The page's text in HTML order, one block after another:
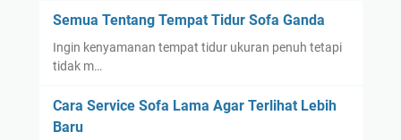
Semua Tentang Tempat Tidur Sofa Ganda
Ingin kenyamanan tempat tidur ukuran penuh tetapi
tidak m…
Cara Service Sofa Lama Agar Terlihat Lebih
Baru